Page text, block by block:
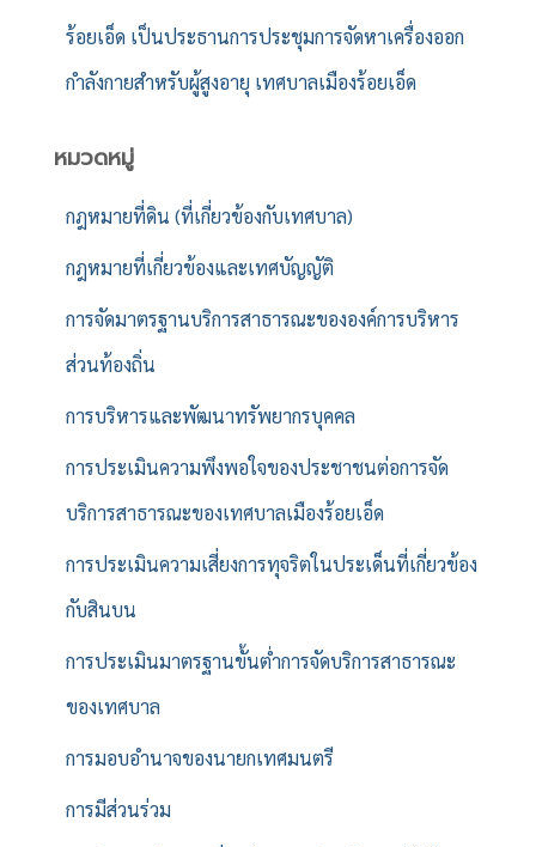
ร้อยเอ็ด เป็นประธานการประชุมการจัดหาเครื่องออก
กำลังกายสำหรับผู้สูงอายุ เทศบาลเมืองร้อยเอ็ด
หมวดหมู่
กฎหมายที่ดิน (ที่เกี่ยวข้องกับเทศบาล)
กฎหมายที่เกี่ยวข้องและเทศบัญญัติ
การจัดมาตรฐานบริการสาธารณะขององค์การบริหาร
ส่วนท้องถิ่น
การบริหารและพัฒนาทรัพยากรบุคคล
การประเมินความพึงพอใจของประชาชนต่อการจัด
บริการสาธารณะของเทศบาลเมืองร้อยเอ็ด
การประเมินความเสี่ยงการทุจริตในประเด็นที่เกี่ยวข้อง
กับสินบน
การประเมินมาตรฐานขั้นต่ำการจัดบริการสาธารณะ
ของเทศบาล
การมอบอำนาจของนายกเทศมนตรี
การมีส่วนร่วม